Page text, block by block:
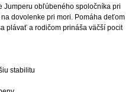
Jumperu obľúbeného spoločníka pri
dovolenke pri mori. Pomáha deťom
plávať a rodičom prináša väčší pocit
stabilitu